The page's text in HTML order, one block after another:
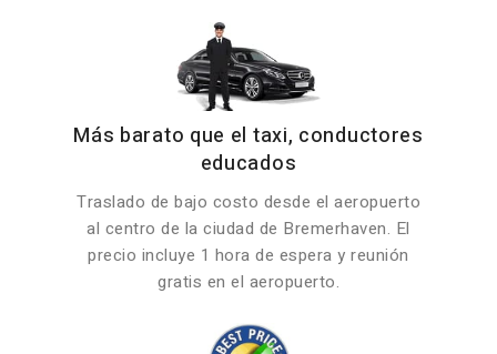
Más barato que el taxi, conductores
educados
Traslado de bajo costo desde el aeropuerto
al centro de la ciudad de Bremerhaven. El
precio incluye 1 hora de espera y reunión
gratis en el aeropuerto.